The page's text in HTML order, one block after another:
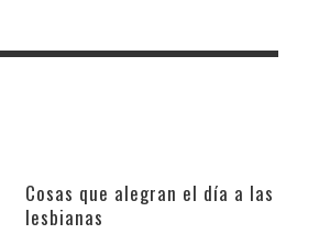
Cosas que alegran el día a las
lesbianas